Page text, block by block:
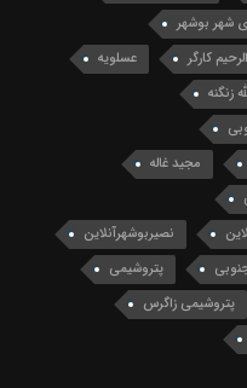
شهر بوشهر
کارگر
عسلویه
زنگنه
مجید غاله
نصیربوشهرآنلاین
پتروشیمی
پتروشیمی زاگرس